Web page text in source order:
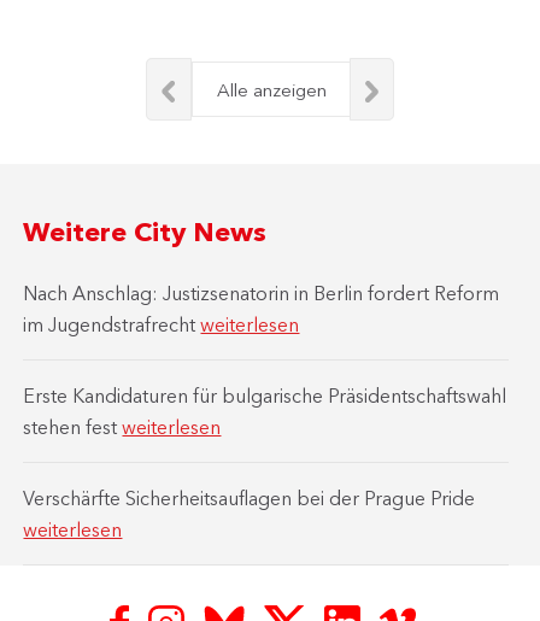
Alle anzeigen
Weitere City News
Nach Anschlag: Justizsenatorin in Berlin fordert Reform
im Jugendstrafrechtweiterlesen
Erste Kandidaturen für bulgarische Präsidentschaftswahl
stehen festweiterlesen
Verschärfte Sicherheitsauflagen bei der Prague Pride
weiterlesen